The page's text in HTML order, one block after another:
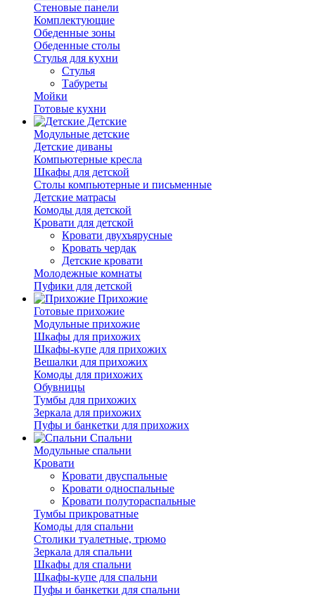
Стеновые панели
Комплектующие
Обеденные зоны
Обеденные столы
Стулья для кухни
Cтулья
Табуреты
Мойки
Готовые кухни
Детские
Модульные детские
Детские диваны
Компьютерные кресла
Шкафы для детской
Столы компьютерные и письменные
Детские матрасы
Комоды для детской
Кровати для детской
Кровати двухъярусные
Кровать чердак
Детские кровати
Молодежные комнаты
Пуфики для детской
Прихожие
Готовые прихожие
Модульные прихожие
Шкафы для прихожих
Шкафы-купе для прихожих
Вешалки для прихожих
Комоды для прихожих
Обувницы
Тумбы для прихожих
Зеркала для прихожих
Пуфы и банкетки для прихожих
Спальни
Модульные спальни
Кровати
Кровати двуспальные
Кровати односпальные
Кровати полутораспальные
Тумбы прикроватные
Комоды для спальни
Столики туалетные, трюмо
Зеркала для спальни
Шкафы для спальни
Шкафы-купе для спальни
Пуфы и банкетки для спальни